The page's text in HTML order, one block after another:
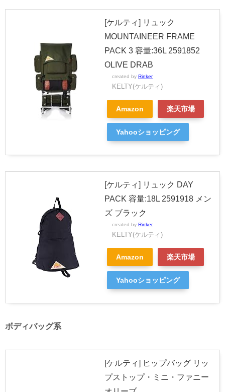
[ケルティ] リュック
MOUNTAINEER FRAME
PACK 3 容量:36L 2591852
OLIVE DRAB
created by Rinker
KELTY(ケルティ)
Amazon 楽天市場
Yahooショッピング
[ケルティ] リュック DAY
PACK 容量:18L 2591918 メン
ズ ブラック
created by Rinker
KELTY(ケルティ)
Amazon 楽天市場
Yahooショッピング
ボディバッグ系
[ケルティ] ヒップバッグ リッ
プストップ・ミニ・ファニー